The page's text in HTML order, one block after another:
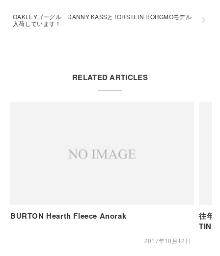
OAKLEYゴーグル DANNY KASSとTORSTEIN HORGMOモデル
入荷しています！
RELATED ARTICLES
BURTON Hearth Fleece Anorak
2017年10月12日
往年